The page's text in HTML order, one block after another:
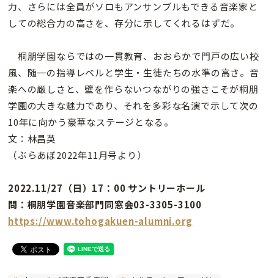
力、さらには全員がソロもアンサンブルもできる音楽家と
しての総合力の高さを、存分に示してくれるはずだ。
桐朋学園ならではの一貫教育、おおらかで門戸の広い校
風、随一の指導レベルと学生・生徒たちの水準の高さ。音
楽への厳しさと、壁を作らないつながりの強さこそが桐朋
学園の大きな魅力であり、それを多彩な名演で示して次の
10年に向かう豪華なステージとなる。
文：林昌英
（ぶらあぼ2022年11月号より）
2022.11/27（日）17：00 サントリーホール
問：桐朋学園音楽部門同窓会03-3305-3100
https://www.tohogakuen-alumni.org